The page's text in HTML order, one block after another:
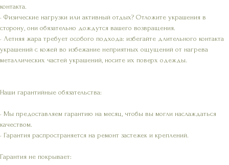
контакта.
• Физические нагрузки или активный отдых? Отложите украшения в
сторону, они обязательно дождутся вашего возвращения.
• Летняя жара требует особого подхода: избегайте длительного контакта
украшений с кожей во избежание неприятных ощущений от нагрева
металлических частей украшений, носите их поверх одежды.
Наши гарантийные обязательства:
• Мы предоставляем гарантию на месяц, чтобы вы могли наслаждаться
качеством.
• Гарантия распространяется на ремонт застежек и креплений.
Гарантия не покрывает: